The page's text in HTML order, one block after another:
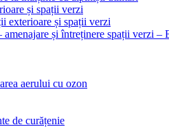
și spații verzi
exterioare și spații verzi
amenajare și întreținere spații verzi –
aerului cu ozon
de curățenie